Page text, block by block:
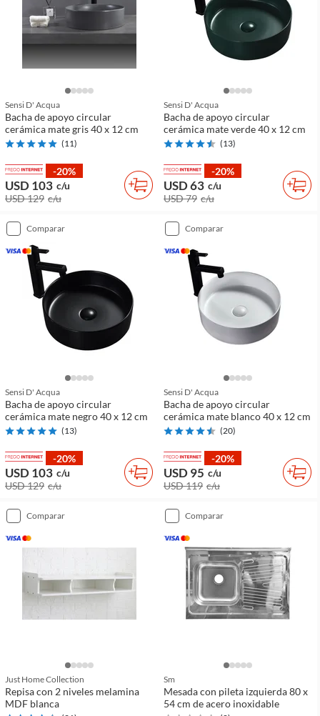
Sensi D' Acqua
Bacha de apoyo circular
cerámica mate gris 40 x 12 cm
(11)
-20%
USD 103 c/u
USD 129 c/u
Sensi D' Acqua
Bacha de apoyo circular
cerámica mate verde 40 x 12 cm
(13)
-20%
USD 63 c/u
USD 79 c/u
comparar
Sensi D' Acqua
Bacha de apoyo circular
cerámica mate negro 40 x 12 cm
(13)
-20%
USD 103 c/u
USD 129 c/u
comparar
Sensi D' Acqua
Bacha de apoyo circular
cerámica mate blanco 40 x 12 cm
(20)
-20%
USD 95 c/u
USD 119 c/u
comparar
Just Home Collection
Repisa con 2 niveles melamina
MDF blanca
comparar
Sm
Mesada con pileta izquierda 80 x
54 cm de acero inoxidable